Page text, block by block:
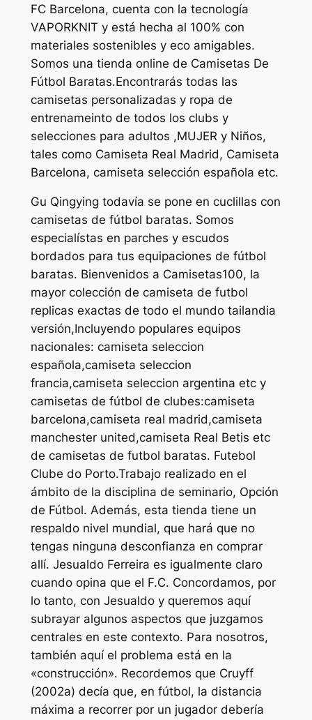
FC Barcelona, cuenta con la tecnología
VAPORKNIT y está hecha al 100% con
materiales sostenibles y eco amigables.
Somos una tienda online de Camisetas De
Fútbol Baratas.Encontrarás todas las
camisetas personalizadas y ropa de
entrenameinto de todos los clubs y
selecciones para adultos ,MUJER y Niños,
tales como Camiseta Real Madrid, Camiseta
Barcelona, camiseta selección española etc.
Gu Qingying todavía se pone en cuclillas con
camisetas de fútbol baratas. Somos
especialístas en parches y escudos
bordados para tus equipaciones de fútbol
baratas. Bienvenidos a Camisetas100, la
mayor colección de camiseta de futbol
replicas exactas de todo el mundo tailandia
versión,Incluyendo populares equipos
nacionales: camiseta seleccion
española,camiseta seleccion
francia,camiseta seleccion argentina etc y
camisetas de fútbol de clubes:camiseta
barcelona,camiseta real madrid,camiseta
manchester united,camiseta Real Betis etc
de camisetas de futbol baratas. Futebol
Clube do Porto.Trabajo realizado en el
ámbito de la disciplina de seminario, Opción
de Fútbol. Además, esta tienda tiene un
respaldo nivel mundial, que hará que no
tengas ninguna desconfianza en comprar
allí. Jesualdo Ferreira es igualmente claro
cuando opina que el F.C. Concordamos, por
lo tanto, con Jesualdo y queremos aquí
subrayar algunos aspectos que juzgamos
centrales en este contexto. Para nosotros,
también aquí el problema está en la
«construcción». Recordemos que Cruyff
(2002a) decía que, en fútbol, la distancia
máxima a recorrer por un jugador debería